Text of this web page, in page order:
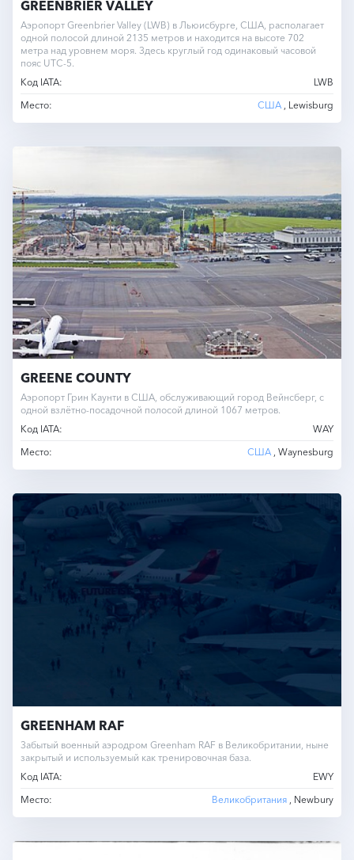
GREENBRIER VALLEY
Аэропорт Greenbrier Valley (LWB) в Льюисбурге, США, располагает
одной полосой длиной 2135 метров и находится на высоте 702
метра над уровнем моря. Здесь круглый год одинаковый часовой
пояс UTC-5.
Код IATA:
LWB
Место:
США , Lewisburg
GREENE COUNTY
Аэропорт Грин Каунти в США, обслуживающий город Вейнсберг, с
одной взлётно-посадочной полосой длиной 1067 метров.
Код IATA:
WAY
Место:
США , Waynesburg
GREENHAM RAF
Забытый военный аэродром Greenham RAF в Великобритании, ныне
закрытый и используемый как тренировочная база.
Код IATA:
EWY
Место:
Великобритания , Newbury